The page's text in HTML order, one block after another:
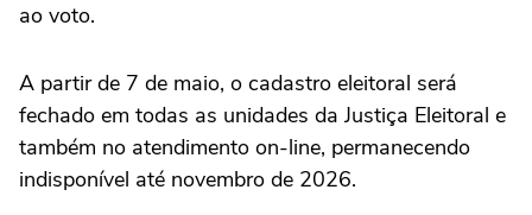
ao voto.
A partir de 7 de maio, o cadastro eleitoral será
fechado em todas as unidades da Justiça Eleitoral e
também no atendimento on-line, permanecendo
indisponível até novembro de 2026.